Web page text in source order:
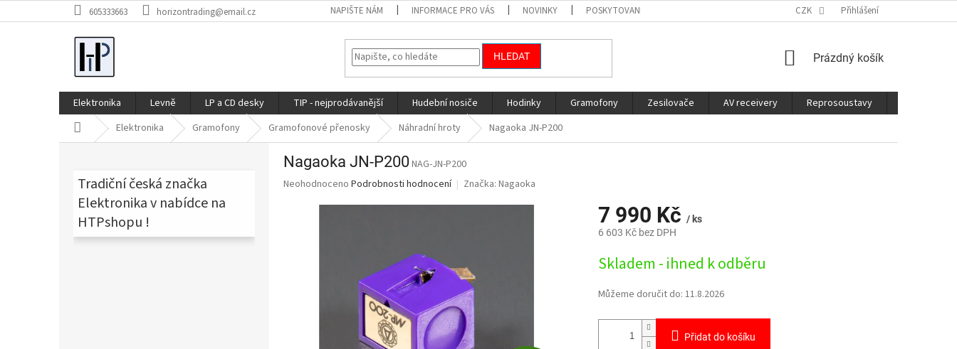
na
605333663 horizontrading@email.cz NAPIŠTE NÁM INFORMACE PRO VÁS NOVINKY POSKYTOVANÉ SLUŽBY CZK Přihlášení
HLEDAT
NÁKUPNÍ
Prázdný košík
Elektronika Levně LP a CD desky TIP - nejprodávanější Hudební nosiče Hodinky Gramofony Zesilovače AV receivery Reprosoustavy
Domů Elektronika Gramofony Gramofonové přenosky Náhradní hroty Nagaoka JN-P200
Tradiční česká značka
Elektronika v nabídce na
HTPshopu !
Nagaoka JN-P200NAG-JN-P200
Průměrné
Neohodnoceno Podrobnosti hodnocení Značka: Nagaoka
7 990 Kč / ks
6 603 Kč bez DPH
cena:
Skladem - ihned k odběru
Můžeme doručit do: 11.8.2026
Přidat do košíku